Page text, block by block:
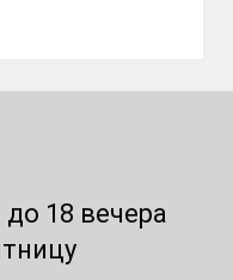
18 вечера